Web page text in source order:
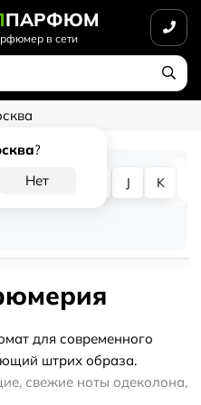
ПАРФЮМ
в сети
?
G J K
для современного
штрих образа.
свежие ноты одеколона,